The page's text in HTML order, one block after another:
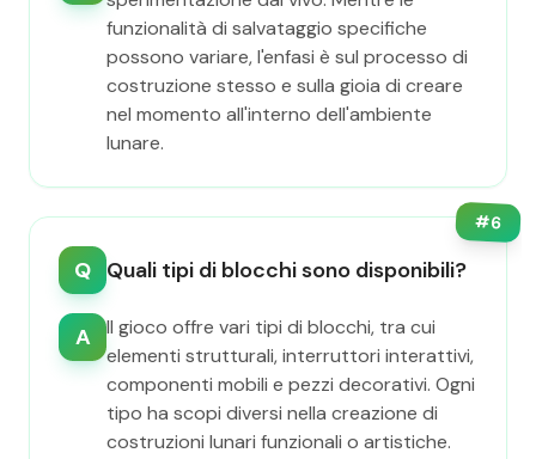
funzionalità di salvataggio specifiche
possono variare, l'enfasi è sul processo di
costruzione stesso e sulla gioia di creare
nel momento all'interno dell'ambiente
lunare.
#6
Q Quali tipi di blocchi sono disponibili?
A
Il gioco offre vari tipi di blocchi, tra cui
elementi strutturali, interruttori interattivi,
componenti mobili e pezzi decorativi. Ogni
tipo ha scopi diversi nella creazione di
costruzioni lunari funzionali o artistiche.